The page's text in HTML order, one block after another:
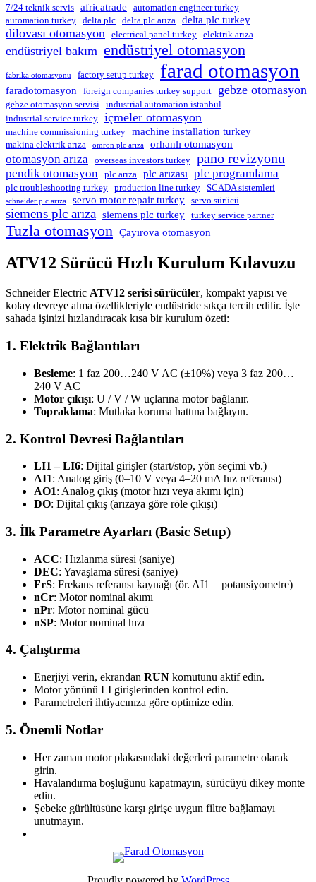
7/24 teknik servis africatrade
automation engineer turkey
automation turkey delta plc delta plc arıza delta plc turkey
dilovası otomasyon electrical panel turkey elektrik arıza
endüstriyel bakım endüstriyel otomasyon
fabrika otomasyonu factory setup turkey farad otomasyon
faradotomasyon foreign companies turkey support gebze otomasyon
gebze otomasyon servisi
industrial automation istanbul
industrial service turkey içmeler otomasyon
machine commissioning turkey machine installation turkey
makina elektrik arıza omron plc arıza orhanlı otomasyon
otomasyon arıza overseas investors turkey pano revizyonu
pendik otomasyon plc arıza plc arızası plc programlama
plc troubleshooting turkey production line turkey SCADA sistemleri
schneider plc arıza servo motor repair turkey servo sürücü
siemens plc arıza siemens plc turkey turkey service partner
Tuzla otomasyon Çayırova otomasyon
ATV12 Sürücü Hızlı Kurulum Kılavuzu
Schneider Electric ATV12 serisi sürücüler, kompakt yapısı ve
kolay devreye alma özellikleriyle endüstride sıkça tercih edilir. İşte
sahada işinizi hızlandıracak kısa bir kurulum özeti:
1. Elektrik Bağlantıları
Besleme: 1 faz 200…240 V AC (±10%) veya 3 faz 200…
240 V AC
Motor çıkışı: U / V / W uçlarına motor bağlanır.
Topraklama: Mutlaka koruma hattına bağlayın.
2. Kontrol Devresi Bağlantıları
LI1 – LI6: Dijital girişler (start/stop, yön seçimi vb.)
AI1: Analog giriş (0–10 V veya 4–20 mA hız referansı)
AO1: Analog çıkış (motor hızı veya akımı için)
DO: Dijital çıkış (arızaya göre röle çıkışı)
3. İlk Parametre Ayarları (Basic Setup)
ACC: Hızlanma süresi (saniye)
DEC: Yavaşlama süresi (saniye)
FrS: Frekans referansı kaynağı (ör. AI1 = potansiyometre)
nCr: Motor nominal akımı
nPr: Motor nominal gücü
nSP: Motor nominal hızı
4. Çalıştırma
Enerjiyi verin, ekrandan RUN komutunu aktif edin.
Motor yönünü LI girişlerinden kontrol edin.
Parametreleri ihtiyacınıza göre optimize edin.
5. Önemli Notlar
Her zaman motor plakasındaki değerleri parametre olarak
girin.
Havalandırma boşluğunu kapatmayın, sürücüyü dikey monte
edin.
Şebeke gürültüsüne karşı girişe uygun filtre bağlamayı
unutmayın.